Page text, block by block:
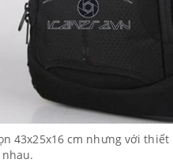
43x25x16 cm nhưng với